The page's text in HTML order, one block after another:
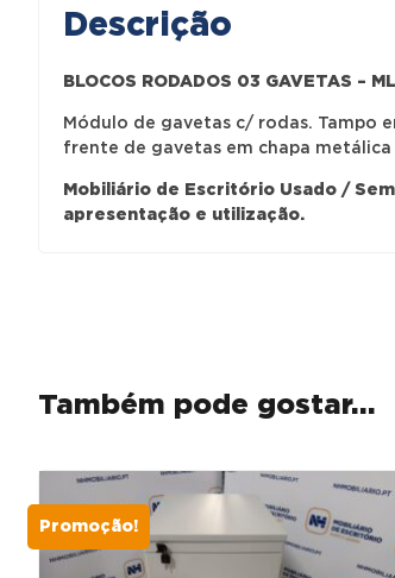
Descrição
BLOCOS RODADOS 03 GAVETAS –
Módulo de gavetas c/ rodas. Tampo
frente de gavetas em chapa
Mobiliário de Escritório Usado /
apresentação e utilização.
Também pode gostar…
Promoção!